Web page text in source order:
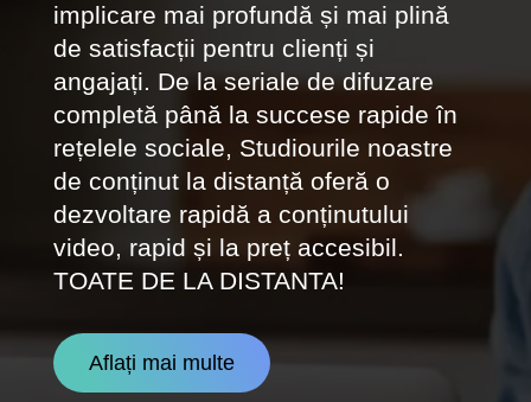
implicare mai profundă și mai plină
de satisfacții pentru clienți și
angajați. De la seriale de difuzare
completă până la succese rapide în
rețelele sociale, Studiourile noastre
de conținut la distanță oferă o
dezvoltare rapidă a conținutului
video, rapid și la preț accesibil.
TOATE DE LA DISTANTA!
Aflați mai multe